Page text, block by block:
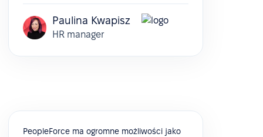
Paulina Kwapisz
HR manager
PeopleForce ma ogromne możliwości jako